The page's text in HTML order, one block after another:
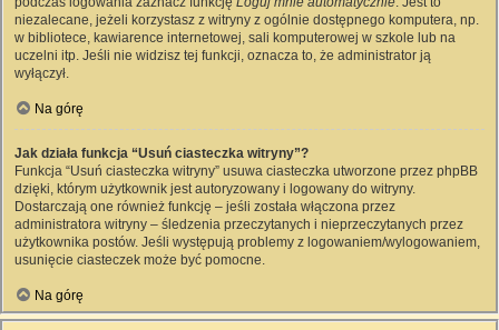
niezalecane, jeżeli korzystasz z witryny z ogólnie dostępnego komputera, np.
w bibliotece, kawiarence internetowej, sali komputerowej w szkole lub na
uczelni itp. Jeśli nie widzisz tej funkcji, oznacza to, że administrator ją
wyłączył.
Na górę
Jak działa funkcja “Usuń ciasteczka witryny”?
Funkcja “Usuń ciasteczka witryny” usuwa ciasteczka utworzone przez phpBB
dzięki, którym użytkownik jest autoryzowany i logowany do witryny.
Dostarczają one również funkcję – jeśli została włączona przez
administratora witryny – śledzenia przeczytanych i nieprzeczytanych przez
użytkownika postów. Jeśli występują problemy z logowaniem/wylogowaniem,
usunięcie ciasteczek może być pomocne.
Na górę